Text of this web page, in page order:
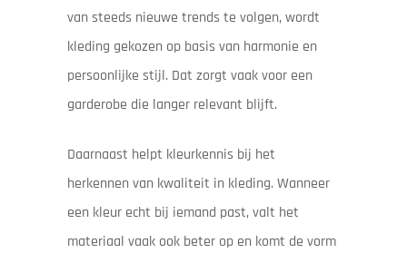
van steeds nieuwe trends te volgen, wordt
kleding gekozen op basis van harmonie en
persoonlijke stijl. Dat zorgt vaak voor een
garderobe die langer relevant blijft.
Daarnaast helpt kleurkennis bij het
herkennen van kwaliteit in kleding. Wanneer
een kleur echt bij iemand past, valt het
materiaal vaak ook beter op en komt de vorm